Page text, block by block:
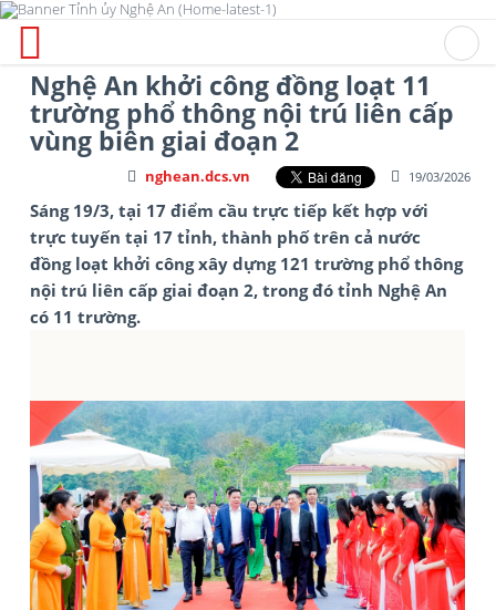
Nghệ An khởi công đồng loạt 11
trường phổ thông nội trú liên cấp
vùng biên giai đoạn 2
19/03/2026
nghean.dcs.vn
Sáng 19/3, tại 17 điểm cầu trực tiếp kết hợp với
trực tuyến tại 17 tỉnh, thành phố trên cả nước
đồng loạt khởi công xây dựng 121 trường phổ thông
nội trú liên cấp giai đoạn 2, trong đó tỉnh Nghệ An
có 11 trường.